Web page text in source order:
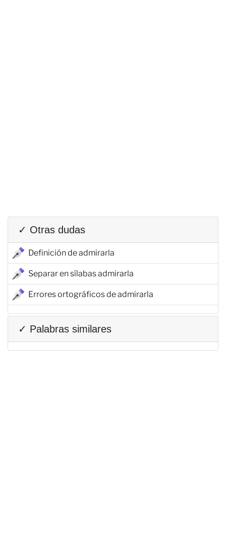
✓ Otras dudas
Definición de admirarla
Separar en sílabas admirarla
Errores ortográficos de admirarla
✓ Palabras similares